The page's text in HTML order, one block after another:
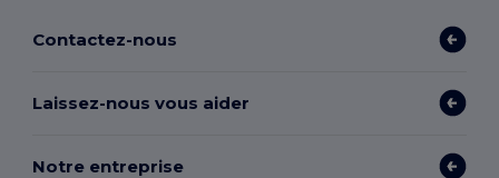
Contactez-nous
Laissez-nous vous aider
Notre entreprise